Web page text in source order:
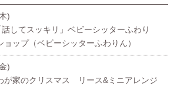
)
してスッキリ」ベビーシッターふわり
ョップ（ベビーシッターふわりん）
)
が家のクリスマス リース&ミニアレンジ